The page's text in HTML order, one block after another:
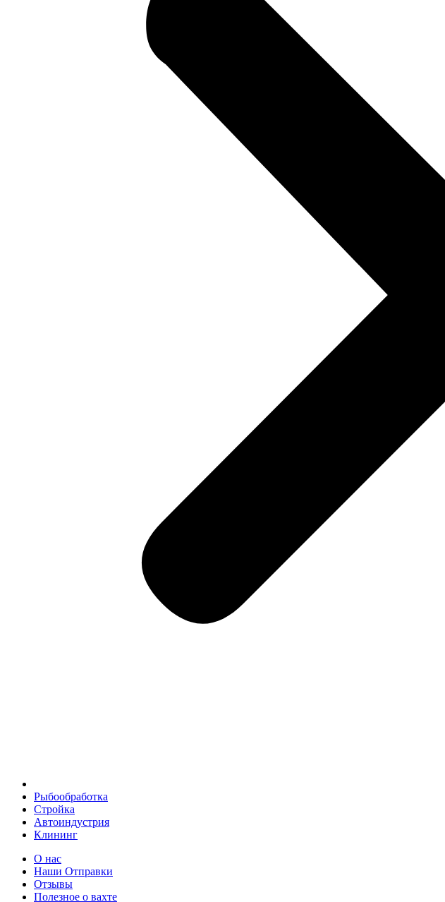
Рыбообработка
Стройка
Автоиндустрия
Клининг
О нас
Наши Отправки
Отзывы
Полезное о вахте